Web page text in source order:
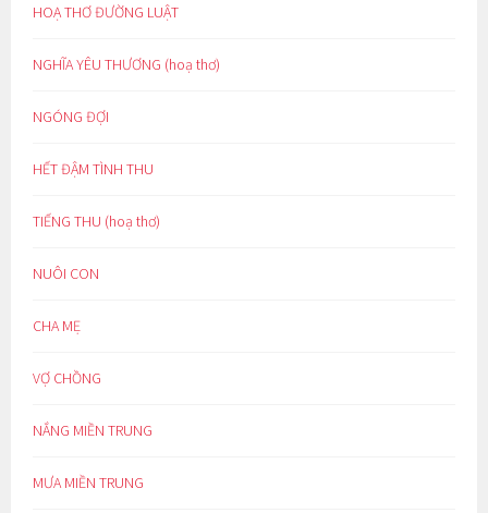
HOẠ THƠ ĐƯỜNG LUẬT
NGHĨA YÊU THƯƠNG (hoạ thơ)
NGÓNG ĐỢI
HẾT ĐẬM TÌNH THU
TIẾNG THU (hoạ thơ)
NUÔI CON
CHA MẸ
VỢ CHỒNG
NẮNG MIỀN TRUNG
MƯA MIỀN TRUNG